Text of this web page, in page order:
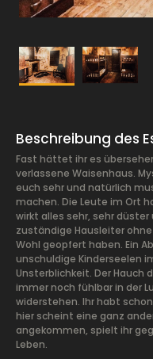
Beschreibung des
Fast hättet ihr es
verlassene Waisenhaus.
euch sehr und natürlich
machen. Die Leute im Ort
wirkt alles sehr, sehr
zuständige Hausleiter
Wohl geopfert haben. Ein
unschuldige Kinderseelen
Unsterblichkeit. Der Hauch
immer noch fühlbar in der
widerstehen. Ihr habt
hier scheint eine ganz
angekommen, spielt ihr
Leben.